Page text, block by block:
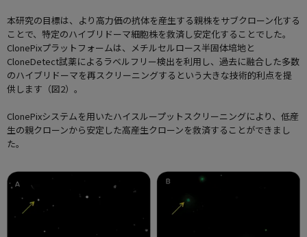
本研究の目標は、より高力価の抗体を産生する親株をサブクローン化する
ことで、特定のハイブリドーマ細胞株を救済し安定化することでした。
ClonePixプラットフォームは、メチルセルロース半固体培地と
CloneDetect試薬によるラベルフリー検出を利用し、過去に融合した多数
のハイブリドーマを再スクリーニングするという大きな技術的利点を提
供します（図2）。
ClonePixシステムを用いたハイスループットスクリーニングにより、低産
生の親クローンから安定した高産生クローンを救済することができまし
た。